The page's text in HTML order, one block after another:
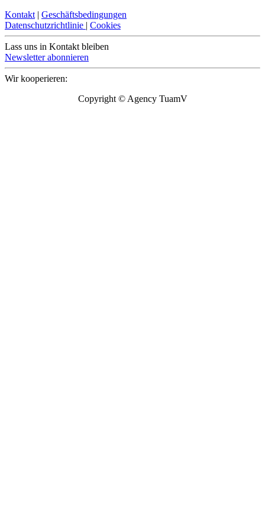
Kontakt | Geschäftsbedingungen
Datenschutzrichtlinie | Cookies
Lass uns in Kontakt bleiben
Newsletter abonnieren
Wir kooperieren:
Copyright © Agency TuamV